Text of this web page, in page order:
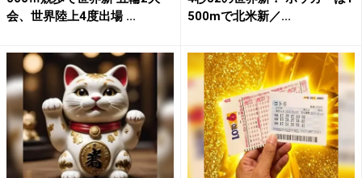
会、世界陸上4度出場 ...
500mで北米新／...